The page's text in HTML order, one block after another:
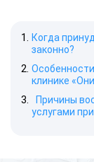
Когда
законно?
клинике
Причины
услугами